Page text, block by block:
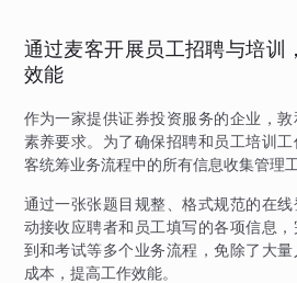
通过麦客开展员工招聘与培训
效能
作为一家提供证券投资服务的企业，
素养要求。为了确保招聘和员工培训
客统筹业务流程中的所有信息收集管理工
通过一张张题目规整、格式规范的在
动接收应聘者和员工填写的各项信息
到和考试等多个业务流程，免除了大
成本，提高工作效能。